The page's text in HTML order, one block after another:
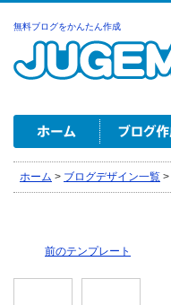
無料ブログをかんたん作成
ホーム > ブログデザイン一覧 >
前のテンプレート